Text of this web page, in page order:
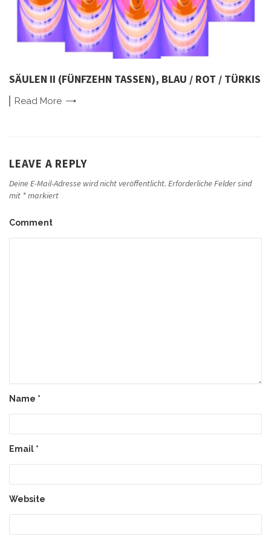
SÄULEN II (FÜNFZEHN TASSEN), BLAU / ROT / TÜRKIS
Read More
LEAVE A REPLY
Deine E-Mail-Adresse wird nicht veröffentlicht. Erforderliche Felder sind
mit *markiert
Comment
Name *
Email *
Website